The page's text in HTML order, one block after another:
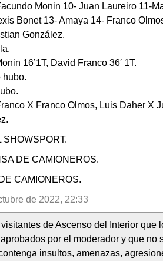
Monin 10- Juan Laureiro 11-
Bonet 13- Amaya 14- Franco
González.
16’1T, David Franco 36′ 1T.
hubo.
X Franco Olmos, Luis Daher X
DE CAMIONEROS.
CAMIONEROS.
de 2022, 22:33
de Ascenso del Interior que
por el moderador y que no
insultos, amenazas,